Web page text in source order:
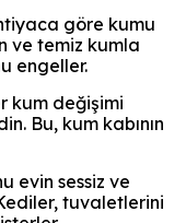
göre kumu
ve temiz kumla
engeller.
kum değişimi
Bu, kum kabının
evin sessiz ve
tuvaletlerini